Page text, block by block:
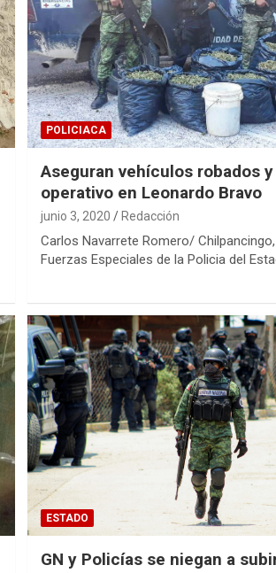
POLICIACA
Aseguran vehículos robados
operativo en Leonardo Bravo
junio 3, 2020 Redacción
Carlos Navarrete Romero/
Fuerzas Especiales de la Policia del
ESTADO
GN y Policías se niegan a